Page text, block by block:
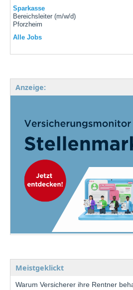
Sparkasse
Bereichsleiter (m/w/d)
Pforzheim
Alle Jobs
Anzeige:
Meistgeklickt
Warum Versicherer ihre Rentner